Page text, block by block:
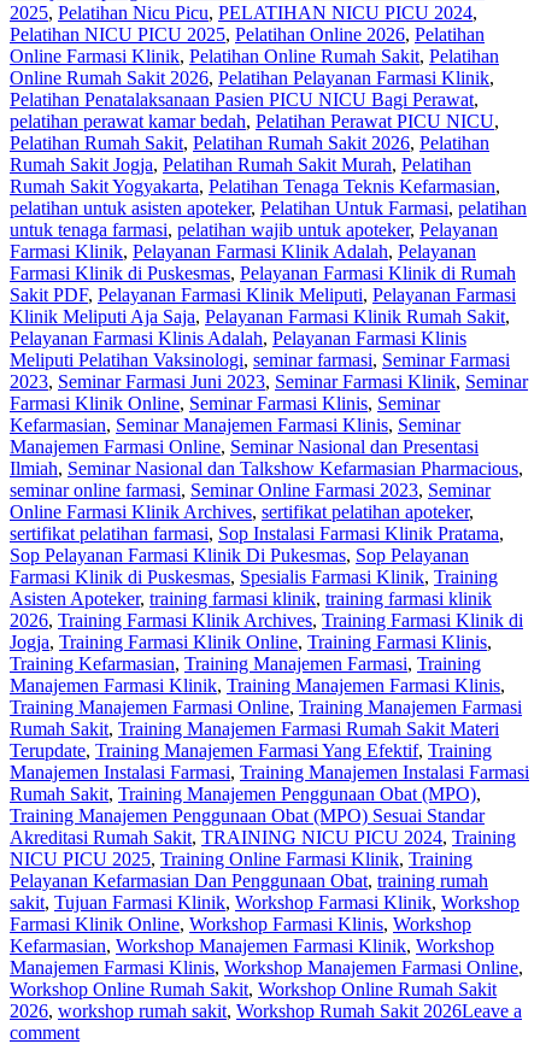
2025, Pelatihan Nicu Picu, PELATIHAN NICU PICU 2024,
Pelatihan NICU PICU 2025, Pelatihan Online 2026, Pelatihan
Online Farmasi Klinik, Pelatihan Online Rumah Sakit, Pelatihan
Online Rumah Sakit 2026, Pelatihan Pelayanan Farmasi Klinik,
Pelatihan Penatalaksanaan Pasien PICU NICU Bagi Perawat,
pelatihan perawat kamar bedah, Pelatihan Perawat PICU NICU,
Pelatihan Rumah Sakit‎, Pelatihan Rumah Sakit 2026, Pelatihan
Rumah Sakit Jogja, Pelatihan Rumah Sakit Murah, Pelatihan
Rumah Sakit Yogyakarta, Pelatihan Tenaga Teknis Kefarmasian,
pelatihan untuk asisten apoteker, Pelatihan Untuk Farmasi, pelatihan
untuk tenaga farmasi, pelatihan wajib untuk apoteker, Pelayanan
Farmasi Klinik, Pelayanan Farmasi Klinik Adalah, Pelayanan
Farmasi Klinik di Puskesmas, Pelayanan Farmasi Klinik di Rumah
Sakit PDF, Pelayanan Farmasi Klinik Meliputi, Pelayanan Farmasi
Klinik Meliputi Aja Saja, Pelayanan Farmasi Klinik Rumah Sakit,
Pelayanan Farmasi Klinis Adalah, Pelayanan Farmasi Klinis
Meliputi Pelatihan Vaksinologi, seminar farmasi, Seminar Farmasi
2023, Seminar Farmasi Juni 2023, Seminar Farmasi Klinik, Seminar
Farmasi Klinik Online, Seminar Farmasi Klinis, Seminar
Kefarmasian, Seminar Manajemen Farmasi Klinis, Seminar
Manajemen Farmasi Online, Seminar Nasional dan Presentasi
Ilmiah, Seminar Nasional dan Talkshow Kefarmasian Pharmacious,
seminar online farmasi, Seminar Online Farmasi 2023, Seminar
Online Farmasi Klinik Archives, sertifikat pelatihan apoteker,
sertifikat pelatihan farmasi, Sop Instalasi Farmasi Klinik Pratama,
Sop Pelayanan Farmasi Klinik Di Pukesmas, Sop Pelayanan
Farmasi Klinik di Puskesmas, Spesialis Farmasi Klinik, Training
Asisten Apoteker, training farmasi klinik, training farmasi klinik
2026, Training Farmasi Klinik Archives, Training Farmasi Klinik di
Jogja, Training Farmasi Klinik Online, Training Farmasi Klinis,
Training Kefarmasian, Training Manajemen Farmasi, Training
Manajemen Farmasi Klinik, Training Manajemen Farmasi Klinis,
Training Manajemen Farmasi Online, Training Manajemen Farmasi
Rumah Sakit, Training Manajemen Farmasi Rumah Sakit Materi
Terupdate, Training Manajemen Farmasi Yang Efektif, Training
Manajemen Instalasi Farmasi, Training Manajemen Instalasi Farmasi
Rumah Sakit, Training Manajemen Penggunaan Obat (MPO),
Training Manajemen Penggunaan Obat (MPO) Sesuai Standar
Akreditasi Rumah Sakit, TRAINING NICU PICU 2024, Training
NICU PICU 2025, Training Online Farmasi Klinik, Training
Pelayanan Kefarmasian Dan Penggunaan Obat, training rumah
sakit, Tujuan Farmasi Klinik, Workshop Farmasi Klinik, Workshop
Farmasi Klinik Online, Workshop Farmasi Klinis, Workshop
Kefarmasian, Workshop Manajemen Farmasi Klinik, Workshop
Manajemen Farmasi Klinis, Workshop Manajemen Farmasi Online,
Workshop Online Rumah Sakit, Workshop Online Rumah Sakit
2026, workshop rumah sakit, Workshop Rumah Sakit 2026Leave a
comment